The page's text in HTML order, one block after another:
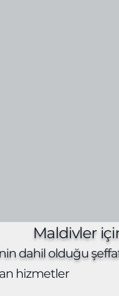
Maldivler
dahil olduğu
hizmetler